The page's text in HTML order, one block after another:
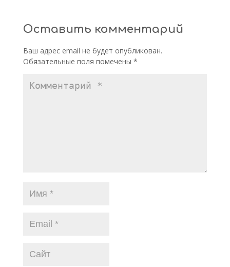
Оставить комментарий
Ваш адрес email не будет опубликован.
Обязательные поля помечены *